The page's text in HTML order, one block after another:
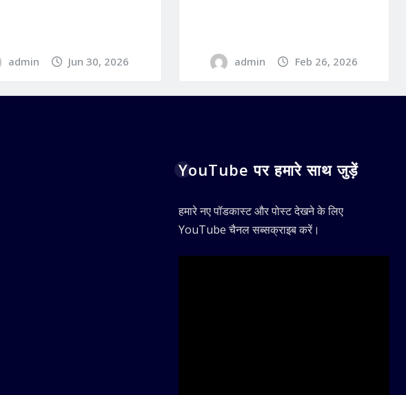
admin Jun 30, 2026 admin Feb 26, 2026
YouTube पर हमारे साथ जुड़ें
हमारे नए पॉडकास्ट और पोस्ट देखने के लिए
YouTube चैनल सब्सक्राइब करें।